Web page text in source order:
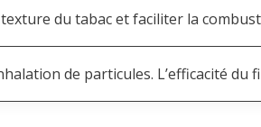
du tabac et faciliter la
de particules. L’efficacité du